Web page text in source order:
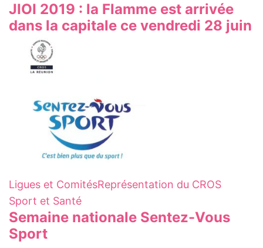
JIOI 2019 : la Flamme est arrivée
dans la capitale ce vendredi 28 juin
Ligues et ComitésReprésentation du CROS
Sport et Santé
Semaine nationale Sentez-Vous
Sport